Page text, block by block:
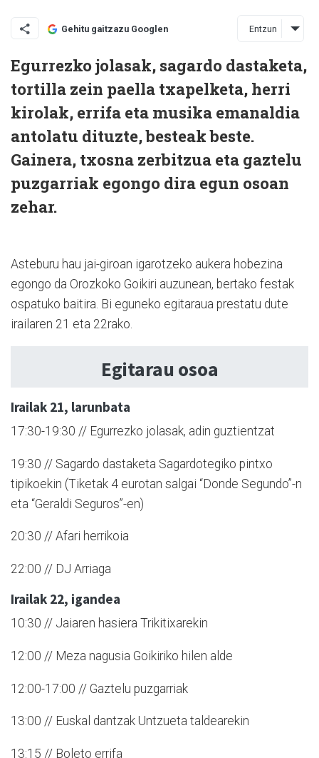
Gehitu gaitzazu Googlen Entzun
Egurrezko jolasak, sagardo dastaketa,
tortilla zein paella txapelketa, herri
kirolak, errifa eta musika emanaldia
antolatu dituzte, besteak beste.
Gainera, txosna zerbitzua eta gaztelu
puzgarriak egongo dira egun osoan
zehar.
Asteburu hau jai-giroan igarotzeko aukera hobezina
egongo da Orozkoko Goikiri auzunean, bertako festak
ospatuko baitira. Bi eguneko egitaraua prestatu dute
irailaren 21 eta 22rako.
Egitarau osoa
Irailak 21, larunbata
17:30-19:30 // Egurrezko jolasak, adin guztientzat
19:30 // Sagardo dastaketa Sagardotegiko pintxo
tipikoekin (Tiketak 4 eurotan salgai “Donde Segundo”-n
eta “Geraldi Seguros”-en)
20:30 // Afari herrikoia
22:00 // DJ Arriaga
Irailak 22, igandea
10:30 // Jaiaren hasiera Trikitixarekin
12:00 // Meza nagusia Goikiriko hilen alde
12:00-17:00 // Gaztelu puzgarriak
13:00 // Euskal dantzak Untzueta taldearekin
13:15 // Boleto errifa